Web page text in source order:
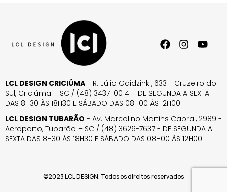
LCL DESIGN CRICIÚMA - R. Júlio Gaidzinki, 633 - Cruzeiro do
Sul, Criciúma – SC / (48) 3437-0014 – DE SEGUNDA A SEXTA
DAS 8H30 ÀS 18H30 E SÁBADO DAS 08H00 ÀS 12H00
LCL DESIGN TUBARÃO - Av. Marcolino Martins Cabral, 2989 -
Aeroporto, Tubarão – SC / (48) 3626-7637 - DE SEGUNDA A
SEXTA DAS 8H30 ÀS 18H30 E SÁBADO DAS 08H00 ÀS 12H00
©2023 LCL DESIGN. Todos os direitos reservados